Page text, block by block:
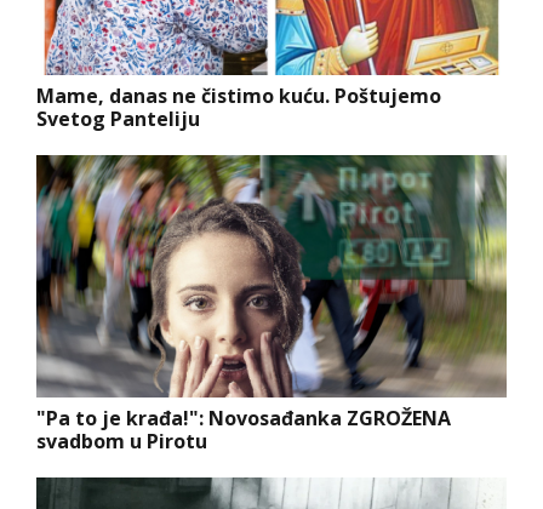
Mame, danas ne čistimo kuću. Poštujemo
Svetog Panteliju
"Pa to je krađa!": Novosađanka ZGROŽENA
svadbom u Pirotu